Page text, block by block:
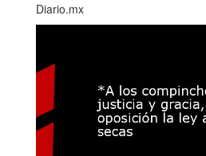
Diario.mx